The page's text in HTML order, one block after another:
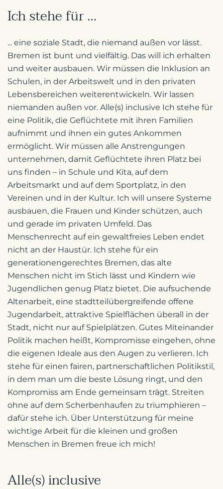
Ich stehe für …
... eine soziale Stadt, die niemand außen vor lässt.
Bremen ist bunt und vielfältig. Das will ich erhalten
und weiter ausbauen. Wir müssen die Inklusion an
Schulen, in der Arbeitswelt und in den privaten
Lebensbereichen weiterentwickeln. Wir lassen
niemanden außen vor. Alle(s) inclusive Ich stehe für
eine Politik, die Geflüchtete mit ihren Familien
aufnimmt und ihnen ein gutes Ankommen
ermöglicht. Wir müssen alle Anstrengungen
unternehmen, damit Geflüchtete ihren Platz bei
uns finden – in Schule und Kita, auf dem
Arbeitsmarkt und auf dem Sportplatz, in den
Vereinen und in der Kultur. Ich will unsere Systeme
ausbauen, die Frauen und Kinder schützen, auch
und gerade im privaten Umfeld. Das
Menschenrecht auf ein gewaltfreies Leben endet
nicht an der Haustür. Ich stehe für ein
generationengerechtes Bremen, das alte
Menschen nicht im Stich lässt und Kindern wie
Jugendlichen genug Platz bietet. Die aufsuchende
Altenarbeit, eine stadtteilübergreifende offene
Jugendarbeit, attraktive Spielflächen überall in der
Stadt, nicht nur auf Spielplätzen. Gutes Miteinander
Politik machen heißt, Kompromisse eingehen, ohne
die eigenen Ideale aus den Augen zu verlieren. Ich
stehe für einen fairen, partnerschaftlichen Politikstil,
in dem man um die beste Lösung ringt, und den
Kompromiss am Ende gemeinsam trägt. Streiten
ohne auf dem Scherbenhaufen zu triumphieren –
dafür stehe ich. Über Unterstützung für meine
wichtige Arbeit für die kleinen und großen
Menschen in Bremen freue ich mich!
Alle(s) inclusive